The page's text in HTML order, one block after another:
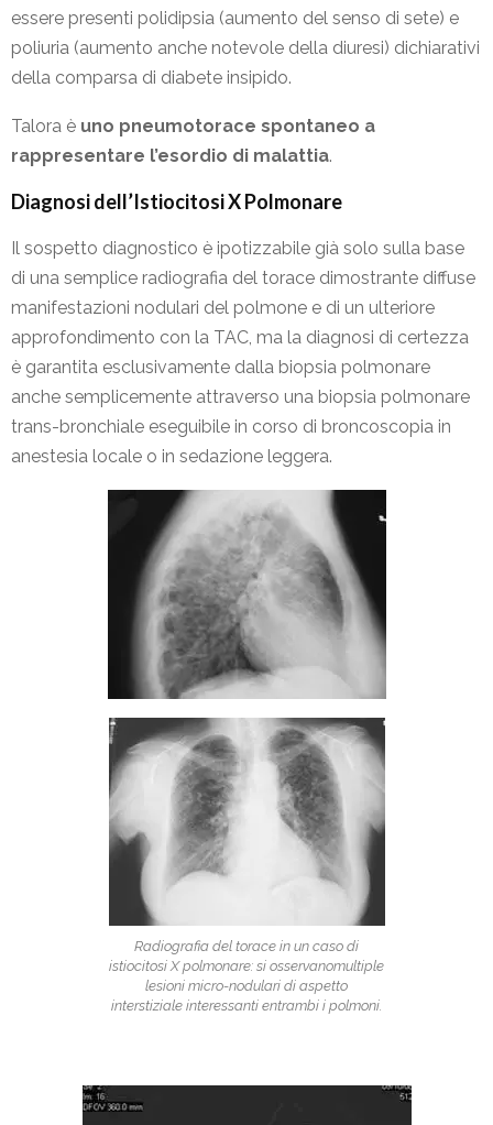
essere presenti polidipsia (aumento del senso di sete) e
poliuria (aumento anche notevole della diuresi) dichiarativi
della comparsa di diabete insipido.
Talora è uno pneumotorace spontaneo a
rappresentare l’esordio di malattia.
Diagnosi dell’Istiocitosi X Polmonare
Il sospetto diagnostico è ipotizzabile già solo sulla base
di una semplice radiografia del torace dimostrante diffuse
manifestazioni nodulari del polmone e di un ulteriore
approfondimento con la TAC, ma la diagnosi di certezza
è garantita esclusivamente dalla biopsia polmonare
anche semplicemente attraverso una biopsia polmonare
trans-bronchiale eseguibile in corso di broncoscopia in
anestesia locale o in sedazione leggera.
Radiografia del torace in un caso di
istiocitosi X polmonare: si osservanomultiple
lesioni micro-nodulari di aspetto
interstiziale interessanti entrambi i polmoni.